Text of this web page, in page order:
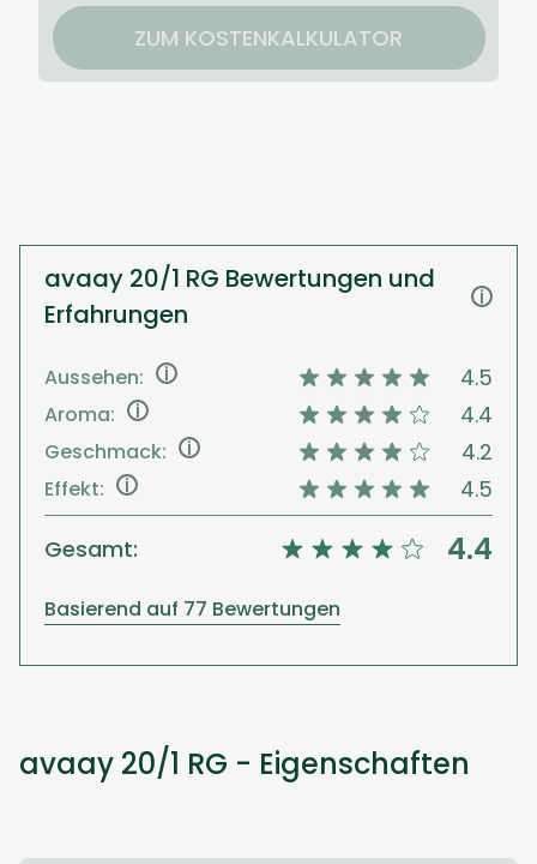
ZUM KOSTENKALKULATOR
avaay 20/1 RG Bewertungen und
Erfahrungen
i
Aussehen: i 4.5
Aroma: i 4.4
Geschmack: i 4.2
Effekt: i
4.5
Gesamt:
4.4
Basierend auf 77 Bewertungen
avaay 20/1 RG - Eigenschaften